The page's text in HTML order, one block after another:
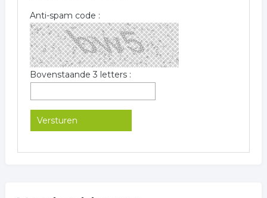
Anti-spam code :
Bovenstaande 3 letters :